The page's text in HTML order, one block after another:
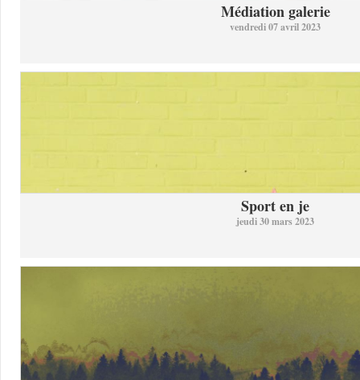
Médiation galerie
vendredi 07 avril 2023
Sport en je
jeudi 30 mars 2023